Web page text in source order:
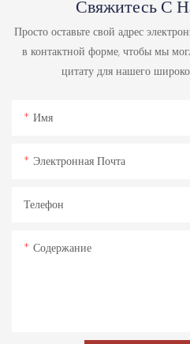
Свяжитесь С
Просто оставьте свой адрес
в контактной форме, чтобы мы
цитату для нашего
Имя
Электронная Почта
Телефон
Содержание